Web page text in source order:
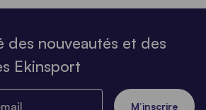
des nouveautés et des
Ekinsport
M’inscrire